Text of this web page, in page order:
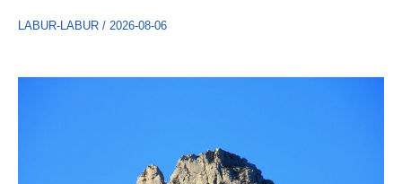
LABUR-LABUR / 2026-08-06